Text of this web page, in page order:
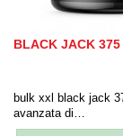
BLACK JACK
bulk xxl black jack
avanzata di…